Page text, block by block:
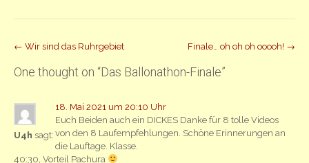
Beitrag
Navigation
← Wir sind das Ruhrgebiet Finale… oh oh oh ooooh! →
One thought on “Das Ballonathon-Finale”
U4h sagt:
18. Mai 2021 um 20:10 Uhr
Euch Beiden auch ein DICKES Danke für 8 tolle Videos
von den 8 Laufempfehlungen. Schöne Erinnerungen an
die Lauftage. Klasse.
40:30, Vorteil Pachura